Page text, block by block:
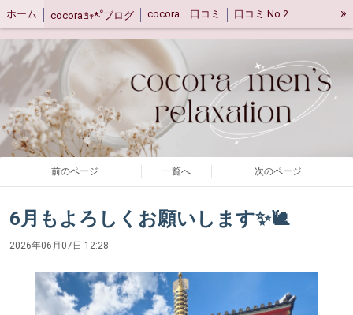
ホーム cocora𖤘𖥧*‧ﹾブログ cocora 口コミ 口コミ No.2
キャンセルポリシー ご案内 アクセス
»
前のページ 一覧へ 次のページ
6月もよろしくお願いします✨🐌
2026年06月07日 12:28